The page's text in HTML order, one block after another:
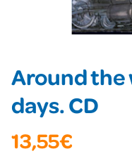
Around the
days. CD
13,55€